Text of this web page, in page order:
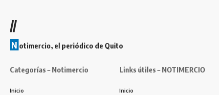
//
N otimercio, el periódico de Quito
Categorías – Notimercio
Inicio
Links útiles – NOTIMERCIO
Inicio